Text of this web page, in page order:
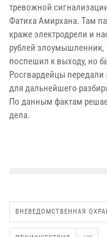
тревожной
Фатиха Амирхана. Там
краже электродрели и
рублей злоумышленник,
поспешил к выходу, но
Росгвардейцы
для дальнейшего
По данным фактам
дела.
ВНЕВЕДОМСТВЕННАЯ